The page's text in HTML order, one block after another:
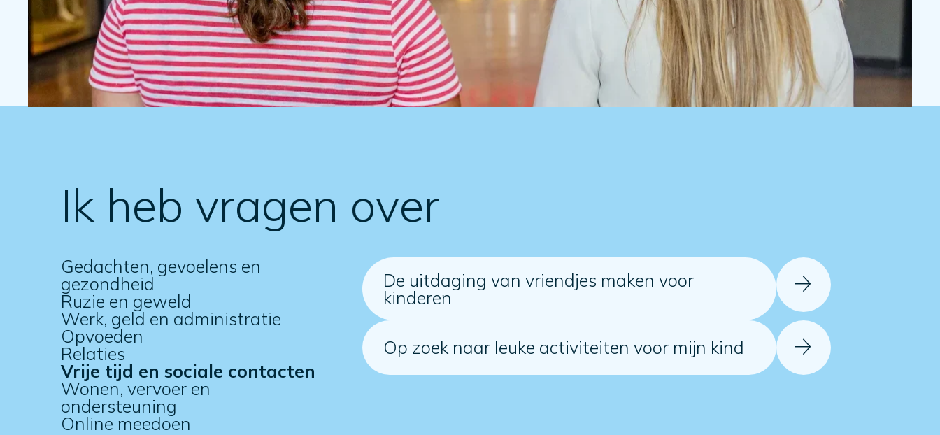
Ik heb vragen over
Gedachten, gevoelens en
gezondheid
Ruzie en geweld
Werk, geld en administratie
Opvoeden
Relaties
Vrije tijd en sociale contacten
Wonen, vervoer en
ondersteuning
Online meedoen
De uitdaging van vriendjes maken voor
kinderen
Op zoek naar leuke activiteiten voor mijn kind